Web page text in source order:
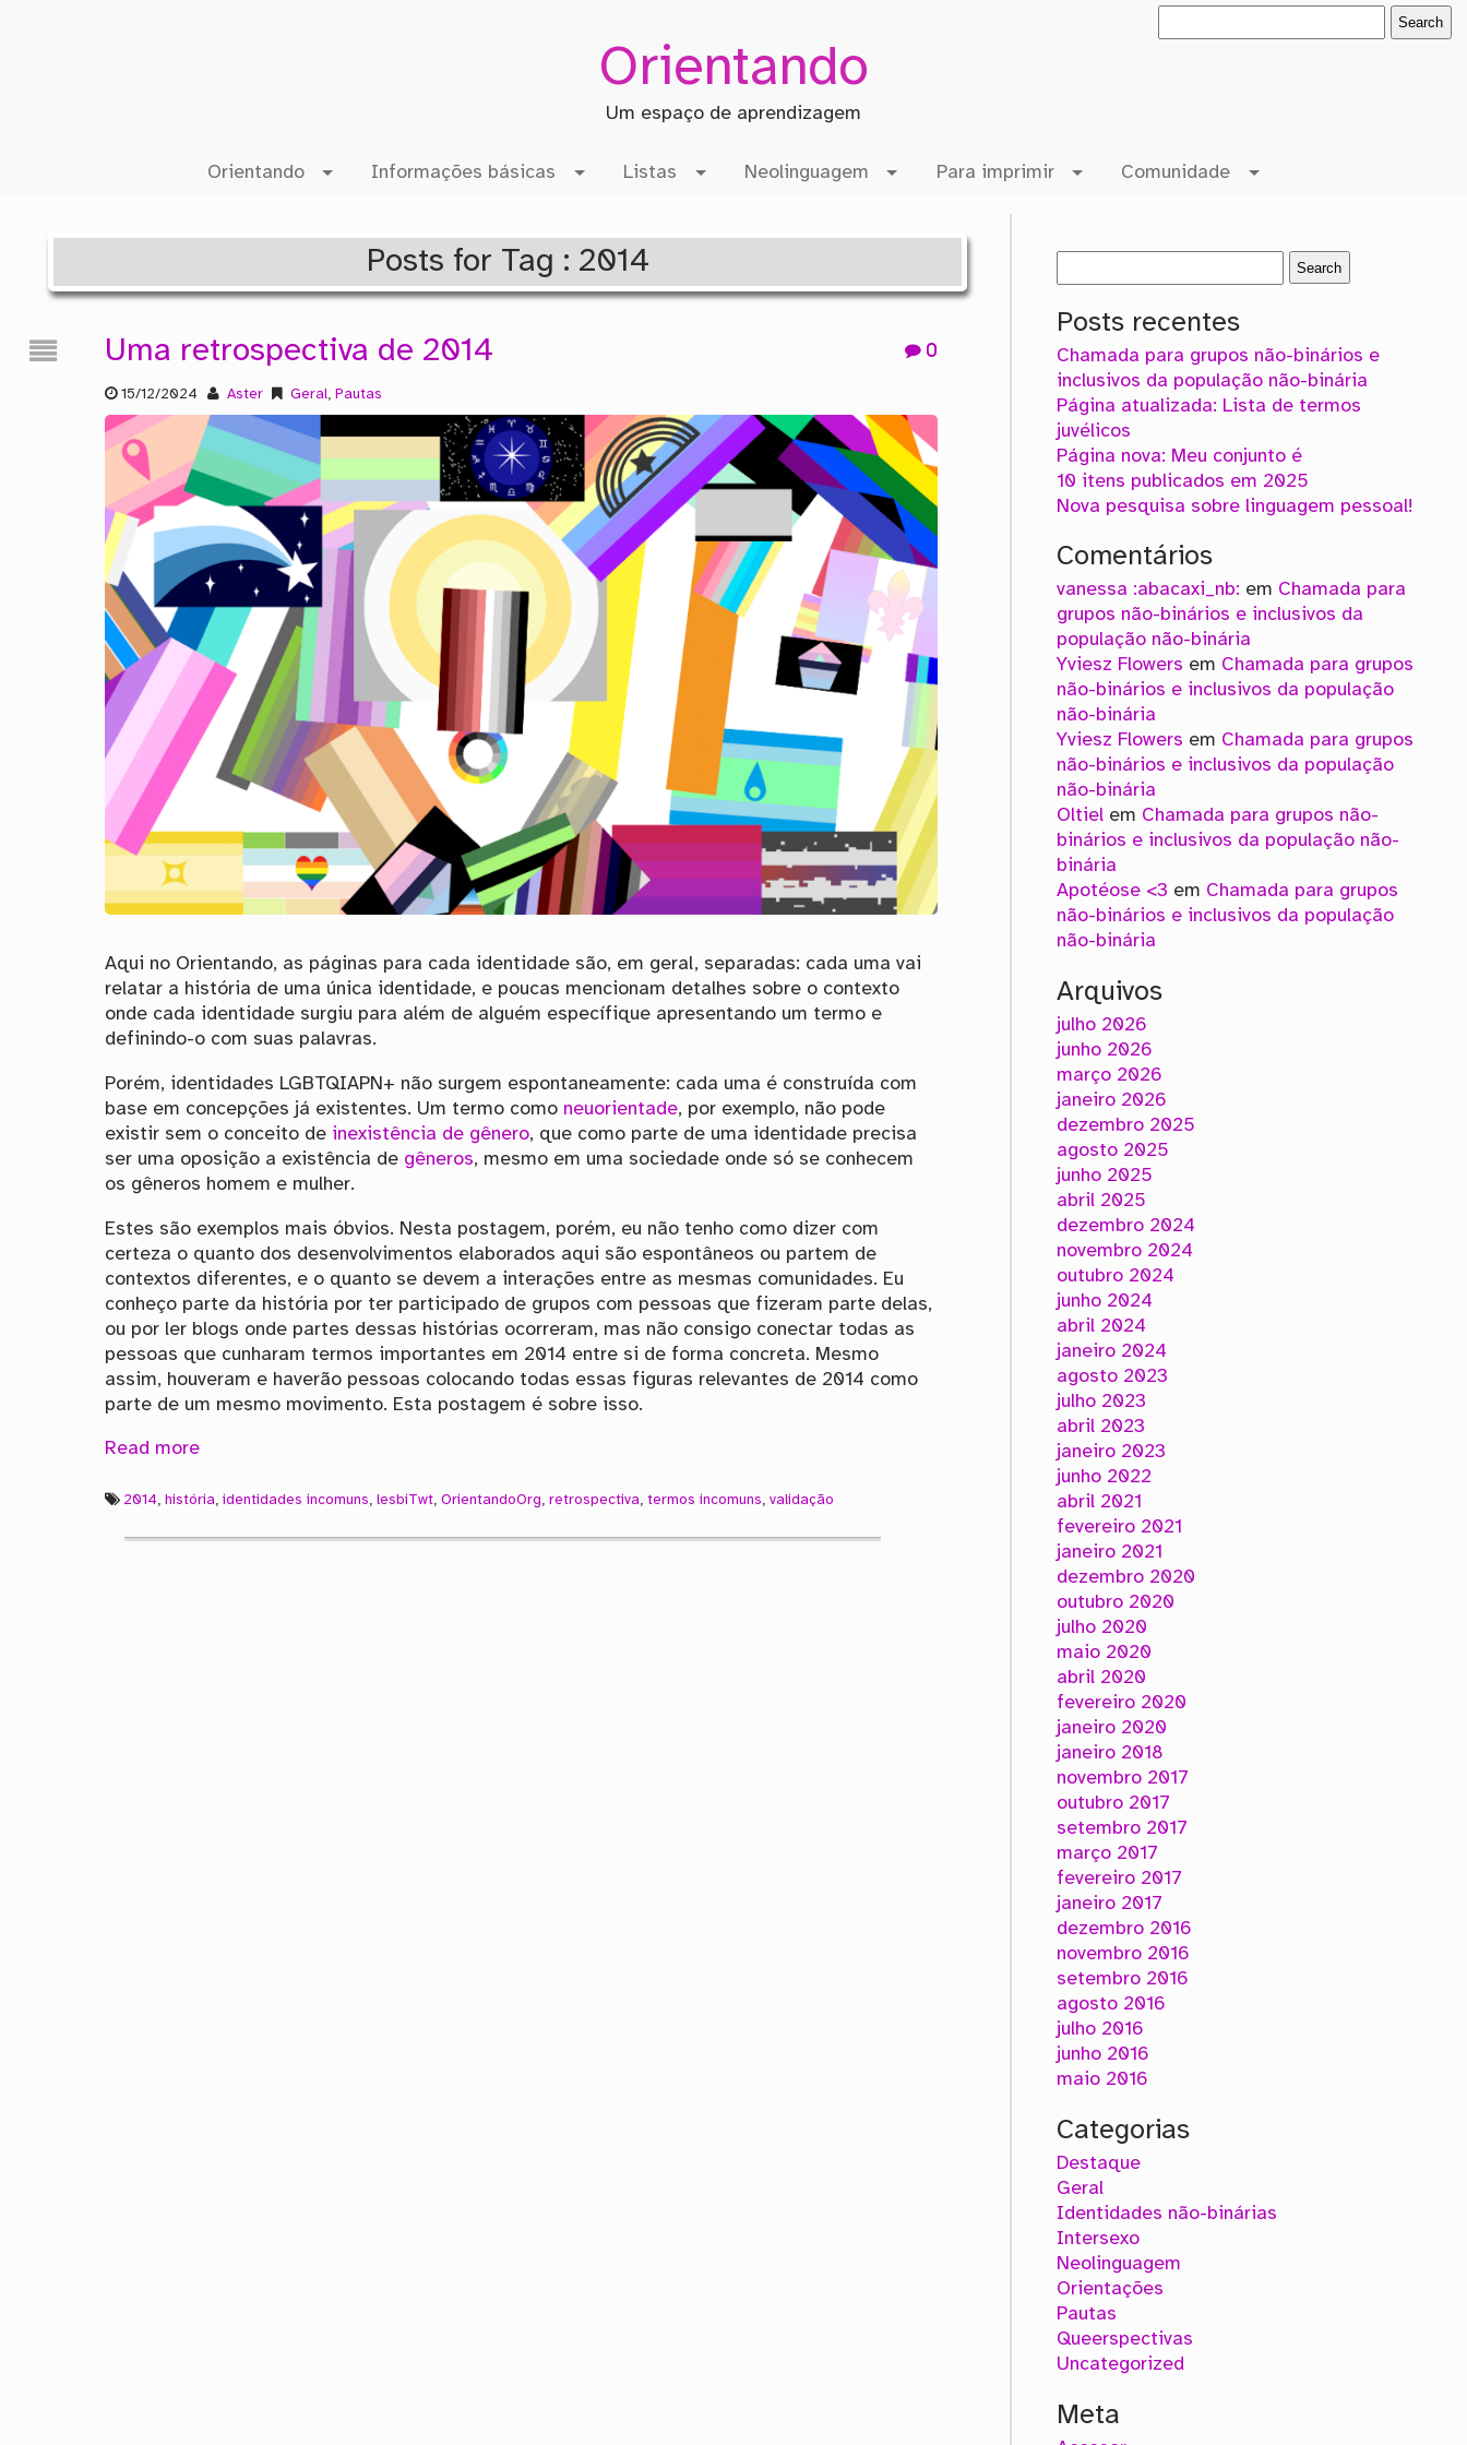
Orientando
Um espaço de aprendizagem
Orientando Informações básicas Listas Neolinguagem Para imprimir Comunidade
Posts for Tag : 2014
Uma retrospectiva de 2014 0
15/12/2024 Aster Geral ,Pautas
Aqui no Orientando, as páginas para cada identidade são, em geral, separadas: cada uma vai
relatar a história de uma única identidade, e poucas mencionam detalhes sobre o contexto
onde cada identidade surgiu para além de alguém específique apresentando um termo e
definindo-o com suas palavras.
Porém, identidades LGBTQIAPN+ não surgem espontaneamente: cada uma é construída com
base em concepções já existentes. Um termo como neuorientade, por exemplo, não pode
existir sem o conceito de inexistência de gênero, que como parte de uma identidade precisa
ser uma oposição a existência de gêneros, mesmo em uma sociedade onde só se conhecem
os gêneros homem e mulher.
Estes são exemplos mais óbvios. Nesta postagem, porém, eu não tenho como dizer com
certeza o quanto dos desenvolvimentos elaborados aqui são espontâneos ou partem de
contextos diferentes, e o quanto se devem a interações entre as mesmas comunidades. Eu
conheço parte da história por ter participado de grupos com pessoas que fizeram parte delas,
ou por ler blogs onde partes dessas histórias ocorreram, mas não consigo conectar todas as
pessoas que cunharam termos importantes em 2014 entre si de forma concreta. Mesmo
assim, houveram e haverão pessoas colocando todas essas figuras relevantes de 2014 como
parte de um mesmo movimento. Esta postagem é sobre isso.
Read more
2014, história,identidades incomuns,lesbiTwt,OrientandoOrg,retrospectiva,termos incomuns,validação
Posts recentes
Chamada para grupos não-binários e
inclusivos da população não-binária
Página atualizada: Lista de termos
juvélicos
Página nova: Meu conjunto é
10 itens publicados em 2025
Nova pesquisa sobre linguagem pessoal!
Comentários
vanessa :abacaxi_nb: em Chamada para
grupos não-binários e inclusivos da
população não-binária
Yviesz Flowers em Chamada para grupos
não-binários e inclusivos da população
não-binária
Yviesz Flowers em Chamada para grupos
não-binários e inclusivos da população
não-binária
Oltielem Chamada para grupos não-
binários e inclusivos da população não-
binária
Apotéose <3 em Chamada para grupos
não-binários e inclusivos da população
não-binária
Arquivos
julho 2026
junho 2026
março 2026
janeiro 2026
dezembro 2025
agosto 2025
junho 2025
abril 2025
dezembro 2024
novembro 2024
outubro 2024
junho 2024
abril 2024
janeiro 2024
agosto 2023
julho 2023
abril 2023
janeiro 2023
junho 2022
abril 2021
fevereiro 2021
janeiro 2021
dezembro 2020
outubro 2020
julho 2020
maio 2020
abril 2020
fevereiro 2020
janeiro 2020
janeiro 2018
novembro 2017
outubro 2017
setembro 2017
março 2017
fevereiro 2017
janeiro 2017
dezembro 2016
novembro 2016
setembro 2016
agosto 2016
julho 2016
junho 2016
maio 2016
Categorias
Destaque
Geral
Identidades não-binárias
Intersexo
Neolinguagem
Orientações
Pautas
Queerspectivas
Uncategorized
Meta